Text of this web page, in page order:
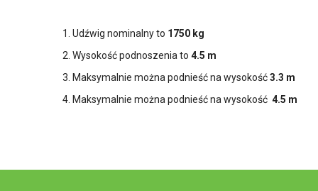
Udźwig nominalny to 1750 kg
Wysokość podnoszenia to 4.5 m
Maksymalnie można podnieść na wysokość3.3 m
Maksymalnie można podnieść na wysokość 4.5 m